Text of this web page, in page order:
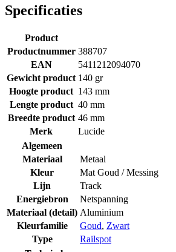
Specificaties
Product
Productnummer 388707
EAN
5411212094070
Gewicht product 140 gr
Hoogte product 143 mm
Lengte product 40 mm
Breedte product 46 mm
Merk
Lucide
Algemeen
Materiaal
Metaal
Kleur
Mat Goud / Messing
Lijn
Track
Energiebron
Netspanning
Materiaal (detail) Aluminium
Kleurfamilie
Goud, Zwart
Type
Railspot